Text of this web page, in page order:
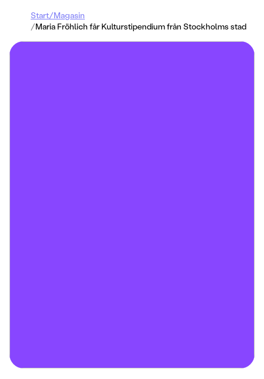
Start/Magasin
/Maria Fröhlich får Kulturstipendium från Stockholms stad